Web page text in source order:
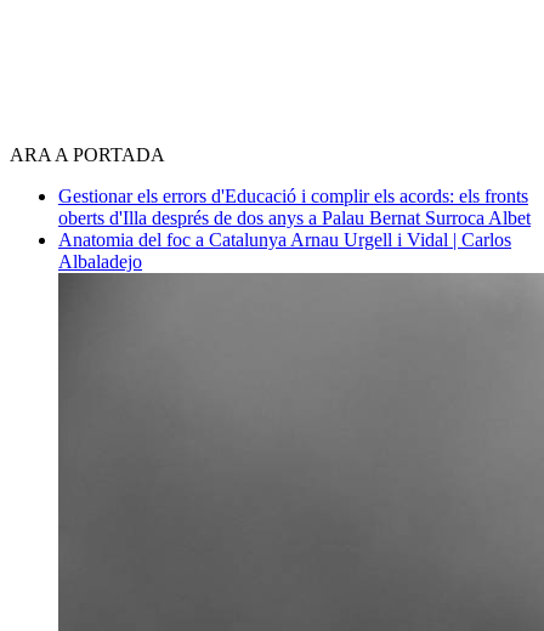
ARA A PORTADA
Gestionar els errors d'Educació i complir els acords: els fronts
oberts d'Illa després de dos anys a Palau Bernat Surroca Albet
Anatomia del foc a Catalunya Arnau Urgell i Vidal | Carlos
Albaladejo